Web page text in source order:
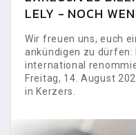
LELY - NOCH
Wir freuen uns, euch
ankündigen zu
international
Freitag, 14. August
in Kerzers.